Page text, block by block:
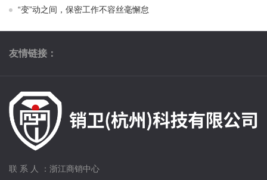
“变”动之间，保密工作不容丝毫懈怠
友情链接：
联 系 人 ：浙江商销中心